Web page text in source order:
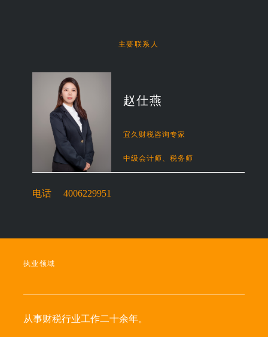
主要联系人
赵仕燕
宜久财税咨询专家
中级会计师、税务师
电话 4006229951
执业领域
从事财税行业工作二十余年。